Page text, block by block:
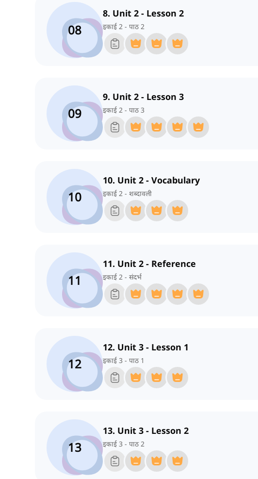
08
8. Unit 2 - Lesson 2
इकाई 2 - पाठ 2
09
9. Unit 2 - Lesson 3
इकाई 2 - पाठ 3
10
10. Unit 2 - Vocabulary
इकाई 2 - शब्दावली
11
11. Unit 2 - Reference
इकाई 2 - संदर्भ
12
12. Unit 3 - Lesson 1
इकाई 3 - पाठ 1
13
13. Unit 3 - Lesson 2
इकाई 3 - पाठ 2